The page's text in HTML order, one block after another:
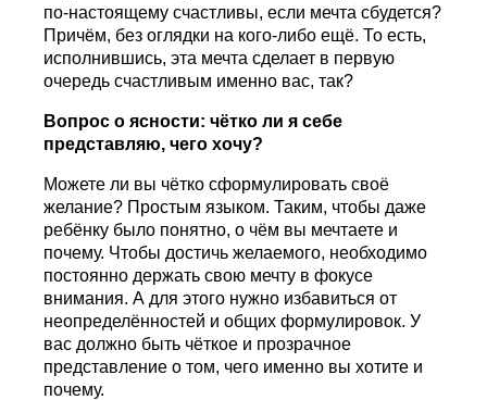
по-настоящему счастливы, если мечта сбудется?
Причём, без оглядки на кого-либо ещё. То есть,
исполнившись, эта мечта сделает в первую
очередь счастливым именно вас, так?
Вопрос о ясности: чётко ли я себе
представляю, чего хочу?
Можете ли вы чётко сформулировать своё
желание? Простым языком. Таким, чтобы даже
ребёнку было понятно, о чём вы мечтаете и
почему. Чтобы достичь желаемого, необходимо
постоянно держать свою мечту в фокусе
внимания. А для этого нужно избавиться от
неопределённостей и общих формулировок. У
вас должно быть чёткое и прозрачное
представление о том, чего именно вы хотите и
почему.